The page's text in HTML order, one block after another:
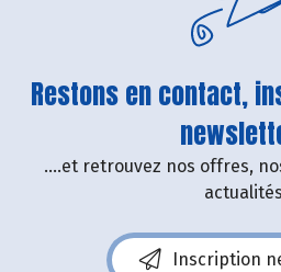
Restons en contact,
....et retrouvez nos offres,
Inscription